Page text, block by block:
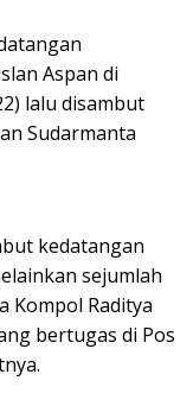
Aspan di
lalu disambut
Sudarmanta
kedatangan
sejumlah
Kompol Raditya
bertugas di Pos